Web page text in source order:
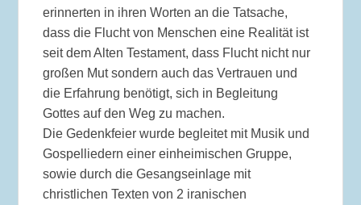
erinnerten in ihren Worten an die Tatsache,
dass die Flucht von Menschen eine Realität ist
seit dem Alten Testament, dass Flucht nicht nur
großen Mut sondern auch das Vertrauen und
die Erfahrung benötigt, sich in Begleitung
Gottes auf den Weg zu machen.
Die Gedenkfeier wurde begleitet mit Musik und
Gospelliedern einer einheimischen Gruppe,
sowie durch die Gesangseinlage mit
christlichen Texten von 2 iranischen